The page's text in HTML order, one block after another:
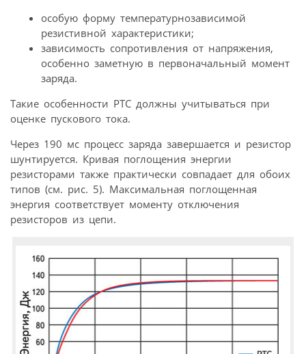
особую форму температурнозависимой
резистивной характеристики;
зависимость сопротивления от напряжения,
особенно заметную в первоначальный момент
заряда.
Такие особенности PTC должны учитываться при
оценке пускового тока.
Через 190 мс процесс заряда завершается и резистор
шунтируется. Кривая поглощения энергии
резисторами также практически совпадает для обоих
типов (см. рис. 5). Максимальная поглощенная
энергия соответствует моменту отключения
резисторов из цепи.